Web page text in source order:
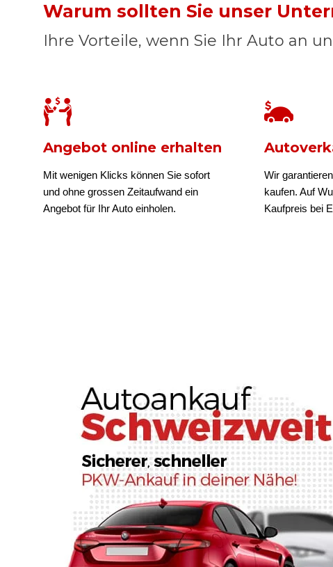
Warum sollten Sie unser
Ihre Vorteile, wenn Sie Ihr Auto an
Angebot online erhalten
Mit wenigen Klicks können Sie sofort
und ohne grossen Zeitaufwand ein
Angebot für Ihr Auto einholen.
Wir
kaufen. Auf
Kaufpreis bei